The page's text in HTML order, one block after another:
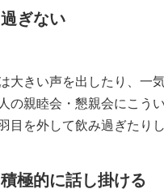
ぎない
大きい声を出したり、一
の親睦会・懇親会にこう
目を外して飲み過ぎたり
極的に話し掛ける